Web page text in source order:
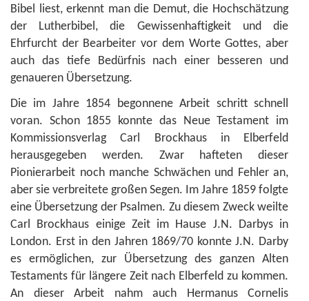
Bibel liest, erkennt man die Demut, die Hochschätzung
der Lutherbibel, die Gewissenhaftigkeit und die
Ehrfurcht der Bearbeiter vor dem Worte Gottes, aber
auch das tiefe Bedürfnis nach einer besseren und
genaueren Übersetzung.
Die im Jahre 1854 begonnene Arbeit schritt schnell
voran. Schon 1855 konnte das Neue Testament im
Kommissionsverlag Carl Brockhaus in Elberfeld
herausgegeben werden. Zwar hafteten dieser
Pionierarbeit noch manche Schwächen und Fehler an,
aber sie verbreitete großen Segen. Im Jahre 1859 folgte
eine Übersetzung der Psalmen. Zu diesem Zweck weilte
Carl Brockhaus einige Zeit im Hause J.N. Darbys in
London. Erst in den Jahren 1869/70 konnte J.N. Darby
es ermöglichen, zur Übersetzung des ganzen Alten
Testaments für längere Zeit nach Elberfeld zu kommen.
An dieser Arbeit nahm auch Hermanus Cornelis